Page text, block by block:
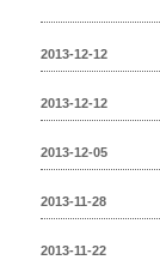
2013-12-12
2013-12-12
2013-12-05
2013-11-28
2013-11-22